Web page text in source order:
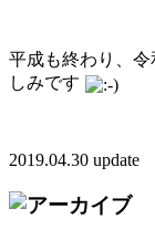
平成も終わり、
しみです
2019.04.30 update